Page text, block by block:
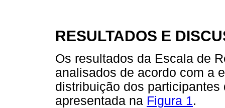
RESULTADOS E
Os resultados da Escala de
analisados de acordo com a
distribuição dos
apresentada na Figura 1.